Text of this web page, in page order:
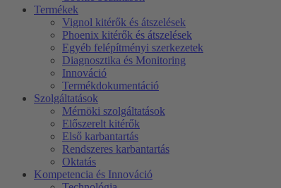
Termékek
Vignol kitérők és átszelések
Phoenix kitérők és átszelések
Egyéb felépítményi szerkezetek
Diagnosztika és Monitoring
Innováció
Termékdokumentáció
Szolgáltatások
Mérnöki szolgáltatások
Előszerelt kitérők
Első karbantartás
Rendszeres karbantartás
Oktatás
Kompetencia és Innováció